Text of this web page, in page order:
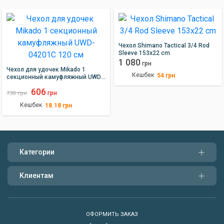
Чехол для удочек Mikado 1
секционный камуфляжный UWD-
730 грн 606 грн
Кешбек 18.18 грн
Чехол Shimano Tactical 3/4 Rod
Sleeve 153х22 cm
1 080 грн
Кешбек 54 грн
Категории
Клиентам
ОФОРМИТЬ ЗАКАЗ